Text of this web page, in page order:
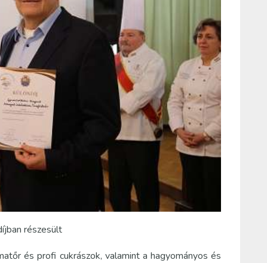
részesült
és profi cukrászok, valamint a hagyományos és